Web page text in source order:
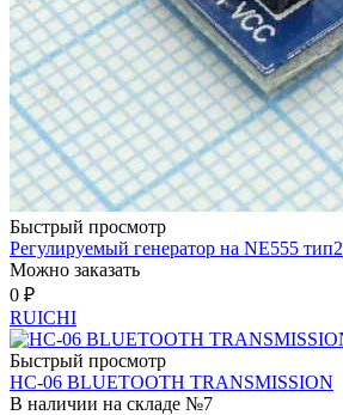
Быстрый просмотр
Регулируемый генератор на NE555 тип2
Можно заказать
0 ₽
RUICHI
Быстрый просмотр
HC-06 BLUETOOTH TRANSMISSION
В наличии на складе №7